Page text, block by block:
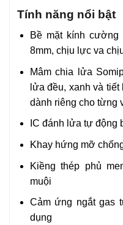
Tính năng nổi bật
Bề mặt kính cường
8mm, chịu lực va
Mâm chia lửa
lửa đều, xanh và
dành riêng cho từng
IC đánh lửa tự động
Khay hứng mỡ
Kiềng thép phủ
muội
Cảm ứng ngắt gas
dụng